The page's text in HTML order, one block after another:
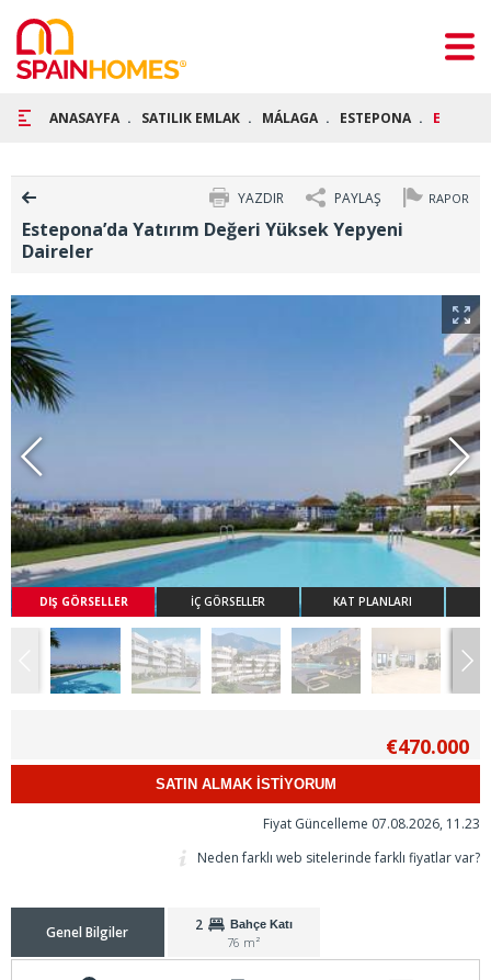
ANASAYFA SATILIK EMLAK MÁLAGA ESTEPONA
RAPOR
PAYLAŞ
YAZDIR
Estepona’da Yatırım Değeri Yüksek Yepyeni
Daireler
DIŞ GÖRSELLER İÇ GÖRSELLER KAT PLANLARI
€470.000
SATIN ALMAK İSTİYORUM
Fiyat Güncelleme 07.08.2026, 11.23
Neden farklı web sitelerinde farklı fiyatlar var?
Genel Bilgiler 2 Bahçe Katı
76 m²